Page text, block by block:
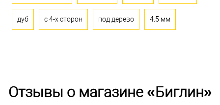
дуб с 4-х сторон под дерево 4.5 мм
Отзывы о магазине «Биглин»